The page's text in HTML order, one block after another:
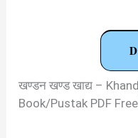
खण्डन खण्ड खाद्य –
Book/Pustak PDF